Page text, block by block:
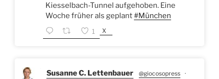
Kiesselbach-Tunnel aufgehoben. Eine
Woche früher als geplant#München
1 X
Susanne C. Lettenbauer @giocosopress ·